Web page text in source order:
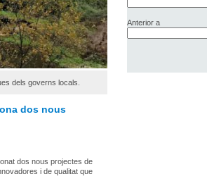
dels governs locals.
dos nous
dos nous projectes de
i de qualitat que
Anterior a